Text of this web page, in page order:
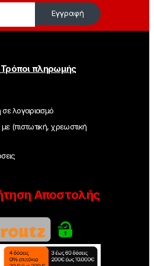
Εγγραφή
Τρόποι πληρωμής
σε λογαριασμό
(πιστωτική, χρεωστική
Αποστολής